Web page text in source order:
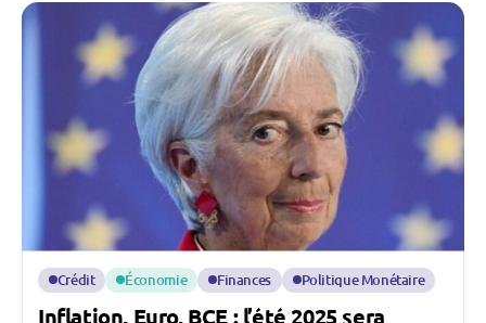
Crédit Économie Finances Politique Monétaire
Inflation, Euro, BCE : l’été 2025 sera